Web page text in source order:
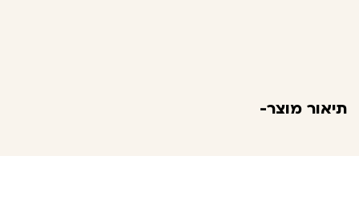
תיאור מוצר-